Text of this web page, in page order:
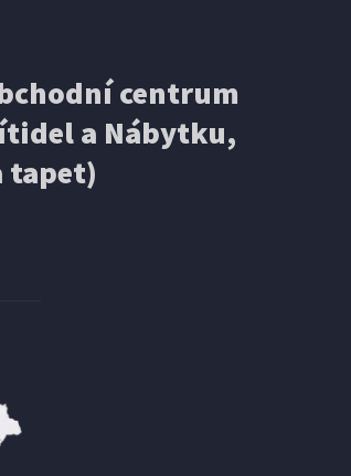
Kč Přidat do košíku
KOLOBĚŽKA
PRO-III
centrum
a Nábytku,
tapet)